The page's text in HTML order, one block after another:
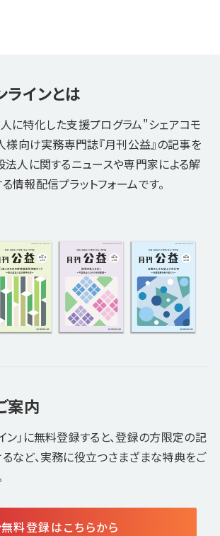
インとは
に特化した支援プログラム"シェアコモ
向け実務専門誌『月刊公益』の記事を
法人に関するニュースや専門家による解
情報配信プラットフォームです。
案内
ン」に無料登録すると、登録の方限定の記
など、実務に役立つさまざまな特典をご
無料登録はこちらから